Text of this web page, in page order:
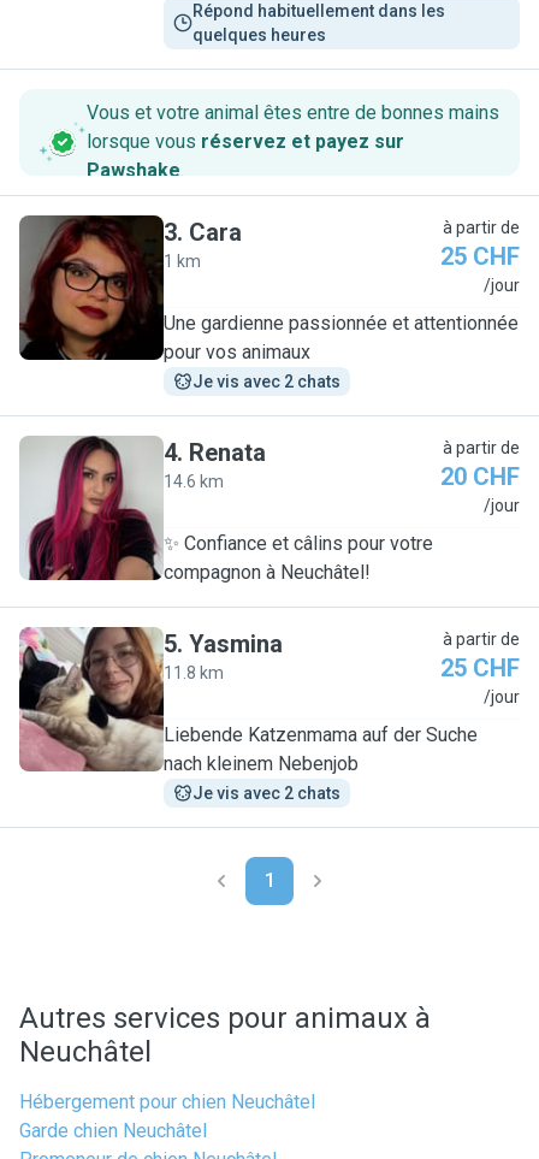
Répond habituellement dans les
quelques heures
Vous et votre animal êtes entre de bonnes mains
lorsque vous réservez et payez sur
Pawshake.
C
3. Cara
1 km
à partir de
25 CHF
/jour
Une gardienne passionnée et attentionnée
pour vos animaux
Je vis avec 2 chats
R
4. Renata
14.6 km
à partir de
20 CHF
/jour
✨ Confiance et câlins pour votre
compagnon à Neuchâtel!
Y
5. Yasmina
11.8 km
à partir de
25 CHF
/jour
Liebende Katzenmama auf der Suche
nach kleinem Nebenjob
Je vis avec 2 chats
1
Autres services pour animaux à
Neuchâtel
Hébergement pour chien Neuchâtel
Garde chien Neuchâtel